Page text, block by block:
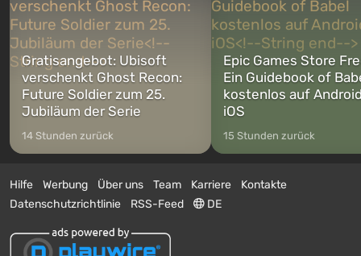
Gratisangebot: Ubisoft
verschenkt Ghost Recon:
Future Soldier zum 25.
Jubiläum der Serie
14 Stunden zurück
Epic Games Store
Ein Guidebook of
kostenlos auf
iOS
15 Stunden zurück
Hilfe Werbung Über uns Team Karriere
Kontakte
Datenschutzrichtlinie
RSS-Feed DE